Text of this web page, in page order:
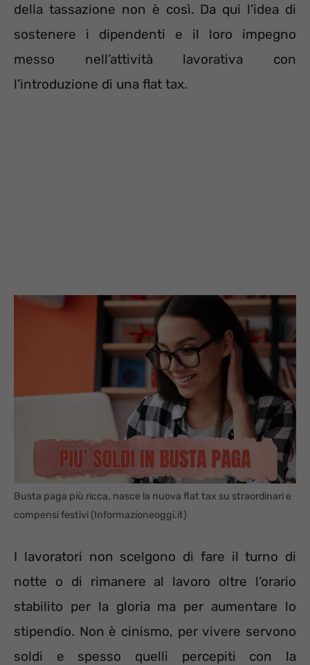
della tassazione non è così. Da qui l’idea di
sostenere i dipendenti e il loro impegno
messo nell’attività lavorativa con
l’introduzione di una flat tax.
Busta paga più ricca, nasce la nuova flat tax su straordinari e
compensi festivi (Informazioneoggi.it)
I lavoratori non scelgono di fare il turno di
notte o di rimanere al lavoro oltre l’orario
stabilito per la gloria ma per aumentare lo
stipendio. Non è cinismo, per vivere servono
soldi e spesso quelli percepiti con la